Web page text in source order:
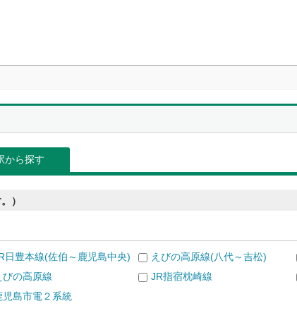
から探す
）
日豊本線(佐伯～鹿児島中央) えびの高原線(八代～吉松)
びの高原線 JR指宿枕崎線
児島市電２系統